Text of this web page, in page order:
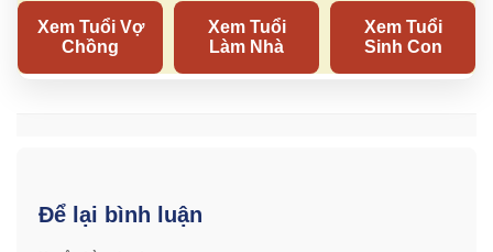
Để lại bình luận